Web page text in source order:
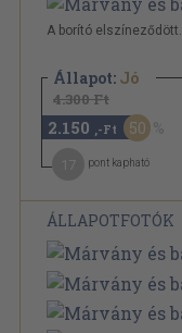
A borító elszíneződött.
Állapot: Jó
4.300 Ft
2.150 ,-Ft 50
pont kapható
ÁLLAPOTFOTÓK